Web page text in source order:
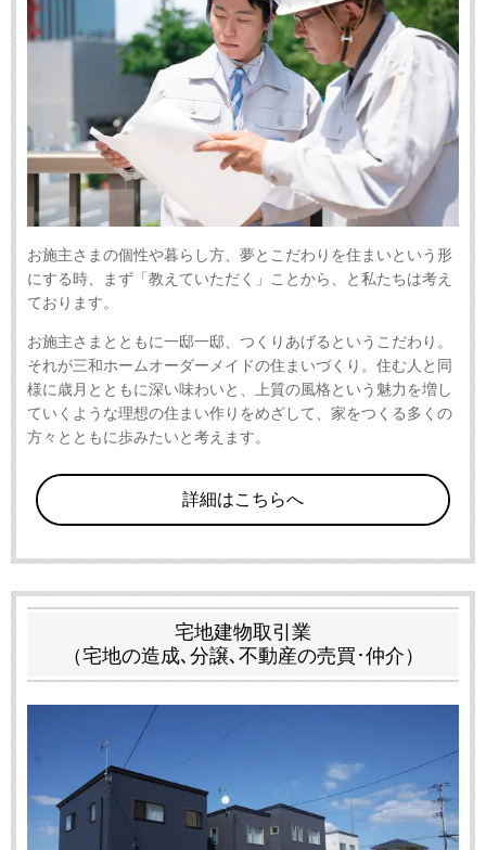
お施主さまの個性や暮らし方、夢とこだわりを住まいという形
にする時、まず「教えていただく」ことから、と私たちは考え
ております。
お施主さまとともに一邸一邸、つくりあげるというこだわり。
それが三和ホームオーダーメイドの住まいづくり。住む人と同
様に歳月とともに深い味わいと、上質の風格という魅力を増し
ていくような理想の住まい作りをめざして、家をつくる多くの
方々とともに歩みたいと考えます。
詳細はこちらへ
宅地建物取引業
（宅地の造成､分譲､不動産の売買･仲介）